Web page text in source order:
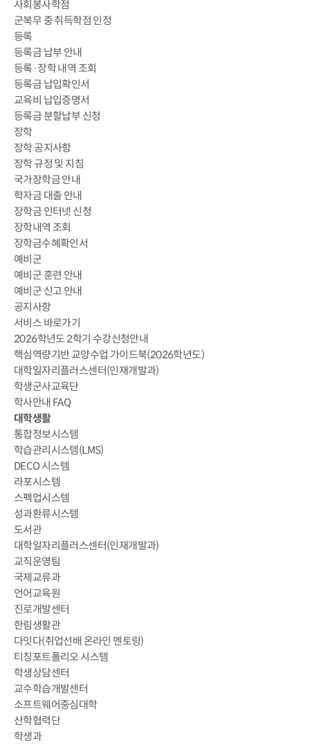
사회봉사학점
군복무 중 취득학점 인정
등록
등록금 납부 안내
등록·장학 내역 조회
등록금 납입확인서
교육비 납입증명서
등록금 분할납부 신청
장학
장학 공지사항
장학 규정 및 지침
국가장학금 안내
학자금 대출 안내
장학금 인터넷 신청
장학내역 조회
장학금수혜확인서
예비군
예비군 훈련 안내
예비군 신고 안내
공지사항
서비스 바로가기
2026학년도 2학기 수강신청안내
핵심역량기반 교양수업 가이드북(2026학년도)
대학일자리플러스센터(인재개발과)
학생군사교육단
학사안내 FAQ
대학생활
통합정보시스템
학습관리시스템(LMS)
DECO 시스템
라포시스템
스펙업시스템
성과환류시스템
도서관
대학일자리플러스센터(인재개발과)
교직운영팀
국제교류과
언어교육원
진로개발센터
한림생활관
다잇다(취업선배 온라인 멘토링)
티칭포트폴리오 시스템
학생상담센터
교수학습개발센터
소프트웨어중심대학
산학협력단
학생과